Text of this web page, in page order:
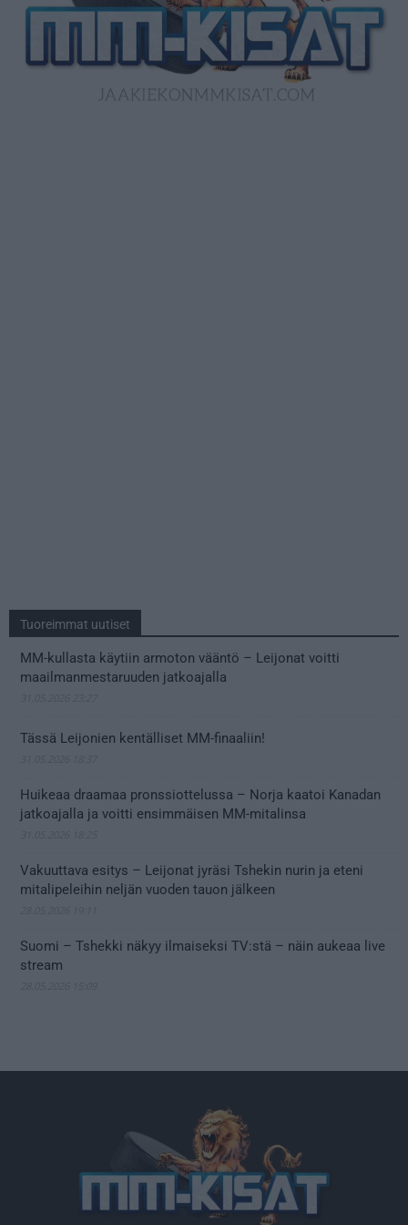
Tuoreimmat uutiset
MM-kullasta käytiin armoton vääntö – Leijonat voitti
maailmanmestaruuden jatkoajalla
Tässä Leijonien kentälliset MM-finaaliin!
Huikeaa draamaa pronssiottelussa – Norja kaatoi Kanadan
jatkoajalla ja voitti ensimmäisen MM-mitalinsa
Vakuuttava esitys – Leijonat jyräsi Tshekin nurin ja eteni
mitalipeleihin neljän vuoden tauon jälkeen
Suomi – Tshekki näkyy ilmaiseksi TV:stä – näin aukeaa live
stream